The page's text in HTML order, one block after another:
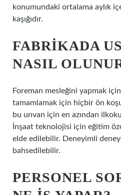
konumundaki ortalama aylık
kaşığıdır.
FABRIKADA
NASIL
Foreman mesleğini yapmak
tamamlamak için hiçbir ön
bu unvan için en azından
İnşaat teknolojisi için eğitim
elde edilebilir. Deneyimli
bahsedilebilir.
PERSONEL